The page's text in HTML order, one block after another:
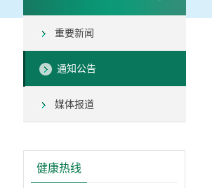
重要新闻
通知公告
媒体报道
健康热线